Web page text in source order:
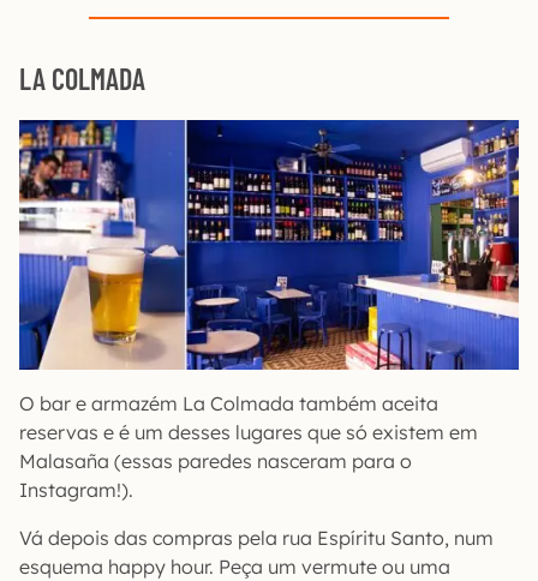
LA COLMADA
O bar e armazém La Colmada também aceita
reservas e é um desses lugares que só existem em
Malasaña (essas paredes nasceram para o
Instagram!).
Vá depois das compras pela rua Espíritu Santo, num
esquema happy hour. Peça um vermute ou uma